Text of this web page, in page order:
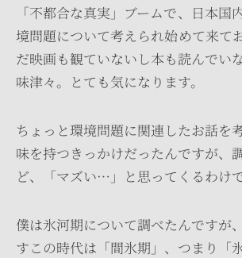
「不都合な真実」ブームで、日本国
境問題について考えられ始めて来て
だ映画も観ていないし本も読んでい
味津々。とても気になります。
ちょっと環境問題に関連したお話を
味を持つきっかけだったんですが、
ど、「マズい…」と思ってくるわけで
僕は氷河期について調べたんですが
すこの時代は「間氷期」、つまり「